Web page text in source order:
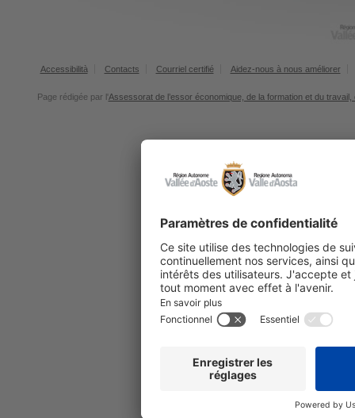
Accessibilità Contacts Courriel certifié Aidez-nous à nous améliorer
Page rédigée par l'Assessorat de l’essor économique, de la formation et du